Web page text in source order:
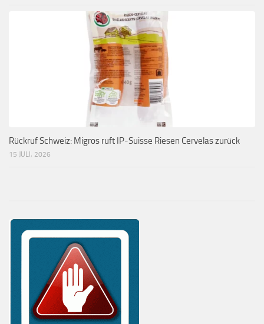
Rückruf Schweiz: Migros ruft IP-Suisse Riesen Cervelas zurück
15 JULI, 2026